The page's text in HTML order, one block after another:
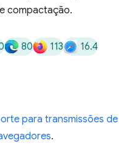
compactação.
80 113 16.4
para transmissões de
.